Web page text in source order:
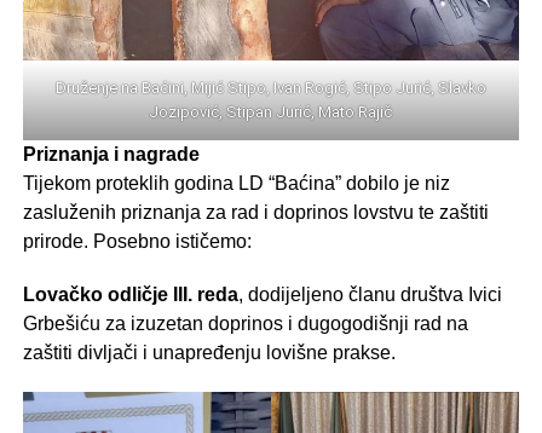
Druženje na Baćini, Mijić Stipo, Ivan Rogić, Stipo Jurić, Slavko
Jozipović, Stipan Jurić, Mato Rajič
Priznanja i nagrade
Tijekom proteklih godina LD “Baćina” dobilo je niz
zasluženih priznanja za rad i doprinos lovstvu te zaštiti
prirode. Posebno ističemo:
Lovačko odličje III. reda, dodijeljeno članu društva Ivici
Grbešiću za izuzetan doprinos i dugogodišnji rad na
zaštiti divljači i unapređenju lovišne prakse.